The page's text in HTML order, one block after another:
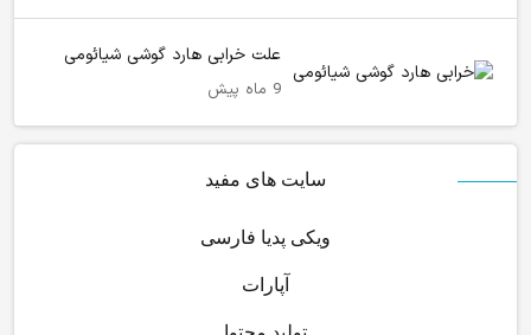
علت خرابی هارد گوشی شیائومی
9 ماه پیش
سایت های مفید
ویکی پدیا فارسی
آپارات